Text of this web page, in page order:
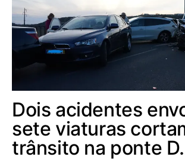
Dois acidentes
sete viaturas
trânsito na ponte